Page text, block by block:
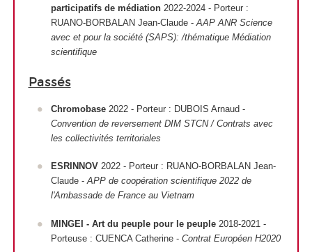
participatifs de médiation 2022-2024 - Porteur :
RUANO-BORBALAN Jean-Claude -AAP ANR Science
avec et pour la société (SAPS): /thématique Médiation
scientifique
Passés
Chromobase 2022 - Porteur : DUBOIS Arnaud -
Convention de reversement DIM STCN / Contrats avec
les collectivités territoriales
ESRINNOV 2022 - Porteur : RUANO-BORBALAN Jean-
Claude -APP de coopération scientifique 2022 de
l'Ambassade de France au Vietnam
MINGEI - Art du peuple pour le peuple 2018-2021 -
Porteuse : CUENCA Catherine - Contrat Européen H2020